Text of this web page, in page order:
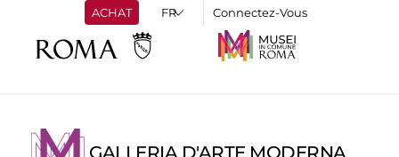
ACHAT Connectez-Vous